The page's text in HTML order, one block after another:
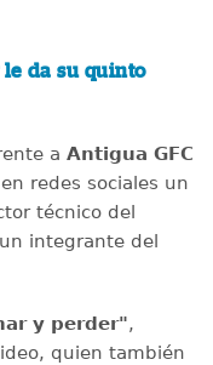
le da su quinto
a Antigua GFC
redes sociales un
técnico del
integrante del
y perder",
quien también